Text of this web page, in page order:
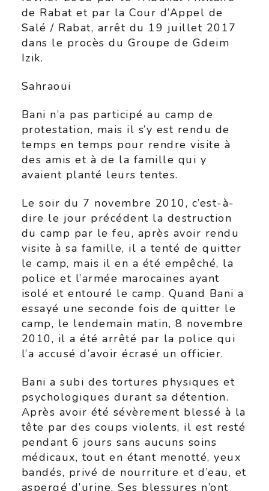
de Rabat et par la Cour d’Appel de
Salé / Rabat, arrêt du 19 juillet 2017
dans le procès du Groupe de Gdeim
Izik.
Sahraoui
Bani n’a pas participé au camp de
protestation, mais il s’y est rendu de
temps en temps pour rendre visite à
des amis et à de la famille qui y
avaient planté leurs tentes.
Le soir du 7 novembre 2010, c’est-à-
dire le jour précédent la destruction
du camp par le feu, après avoir rendu
visite à sa famille, il a tenté de quitter
le camp, mais il en a été empêché, la
police et l’armée marocaines ayant
isolé et entouré le camp. Quand Bani a
essayé une seconde fois de quitter le
camp, le lendemain matin, 8 novembre
2010, il a été arrêté par la police qui
l’a accusé d’avoir écrasé un officier.
Bani a subi des tortures physiques et
psychologiques durant sa détention.
Après avoir été sévèrement blessé à la
tête par des coups violents, il est resté
pendant 6 jours sans aucuns soins
médicaux, tout en étant menotté, yeux
bandés, privé de nourriture et d’eau, et
aspergé d’urine. Ses blessures n’ont